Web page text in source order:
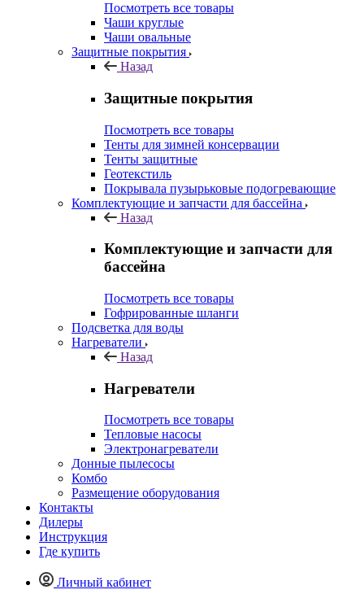
Посмотреть все товары
Чаши круглые
Чаши овальные
Защитные покрытия
Назад
Защитные покрытия
Посмотреть все товары
Тенты для зимней консервации
Тенты защитные
Геотекстиль
Покрывала пузырьковые подогревающие
Комплектующие и запчасти для бассейна
Назад
Комплектующие и запчасти для
бассейна
Посмотреть все товары
Гофрированные шланги
Подсветка для воды
Нагреватели
Назад
Нагреватели
Посмотреть все товары
Тепловые насосы
Электронагреватели
Донные пылесосы
Комбо
Размещение оборудования
Контакты
Дилеры
Инструкция
Где купить
Личный кабинет